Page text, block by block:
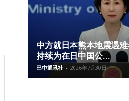
中方就日本熊本地震遇
持续为在日中国公...
巴中通讯社 - 2026年7月30日